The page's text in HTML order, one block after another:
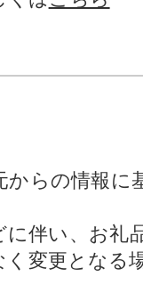
らの情報に
伴い、お礼
く変更となる